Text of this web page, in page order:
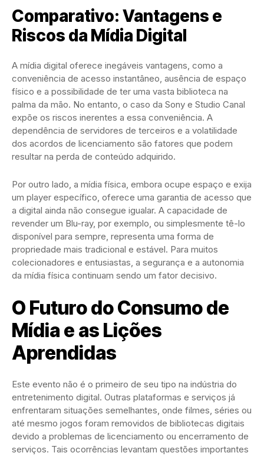
Comparativo: Vantagens e
Riscos da Mídia Digital
A mídia digital oferece inegáveis vantagens, como a
conveniência de acesso instantâneo, ausência de espaço
físico e a possibilidade de ter uma vasta biblioteca na
palma da mão. No entanto, o caso da Sony e Studio Canal
expõe os riscos inerentes a essa conveniência. A
dependência de servidores de terceiros e a volatilidade
dos acordos de licenciamento são fatores que podem
resultar na perda de conteúdo adquirido.
Por outro lado, a mídia física, embora ocupe espaço e exija
um player específico, oferece uma garantia de acesso que
a digital ainda não consegue igualar. A capacidade de
revender um Blu-ray, por exemplo, ou simplesmente tê-lo
disponível para sempre, representa uma forma de
propriedade mais tradicional e estável. Para muitos
colecionadores e entusiastas, a segurança e a autonomia
da mídia física continuam sendo um fator decisivo.
O Futuro do Consumo de
Mídia e as Lições
Aprendidas
Este evento não é o primeiro de seu tipo na indústria do
entretenimento digital. Outras plataformas e serviços já
enfrentaram situações semelhantes, onde filmes, séries ou
até mesmo jogos foram removidos de bibliotecas digitais
devido a problemas de licenciamento ou encerramento de
serviços. Tais ocorrências levantam questões importantes